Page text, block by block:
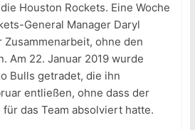
Houston Rockets. Eine Woche
General Manager Daryl
Zusammenarbeit, ohne den
Am 22. Januar 2019 wurde
Bulls getradet, die ihn
entließen, ohne dass der
das Team absolviert hatte.